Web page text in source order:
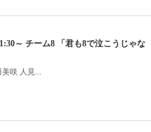
～ チーム8 「君も8で泣こうじゃな
咲 人見...